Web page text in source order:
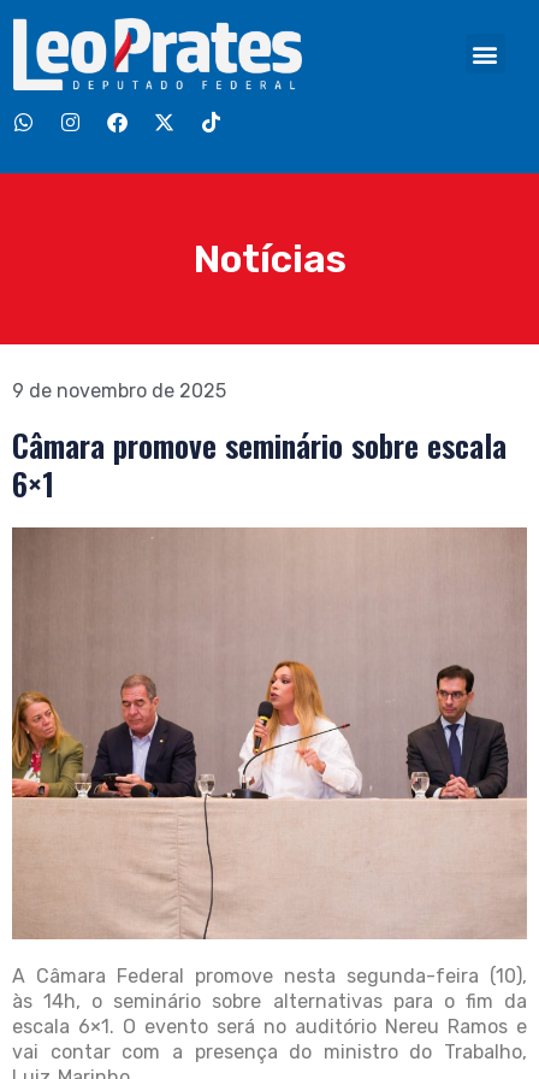
Notícias
9 de novembro de 2025
Câmara promove seminário sobre escala
6×1
A Câmara Federal promove nesta segunda-feira (10),
às 14h, o seminário sobre alternativas para o fim da
escala 6×1. O evento será no auditório Nereu Ramos e
vai contar com a presença do ministro do Trabalho,